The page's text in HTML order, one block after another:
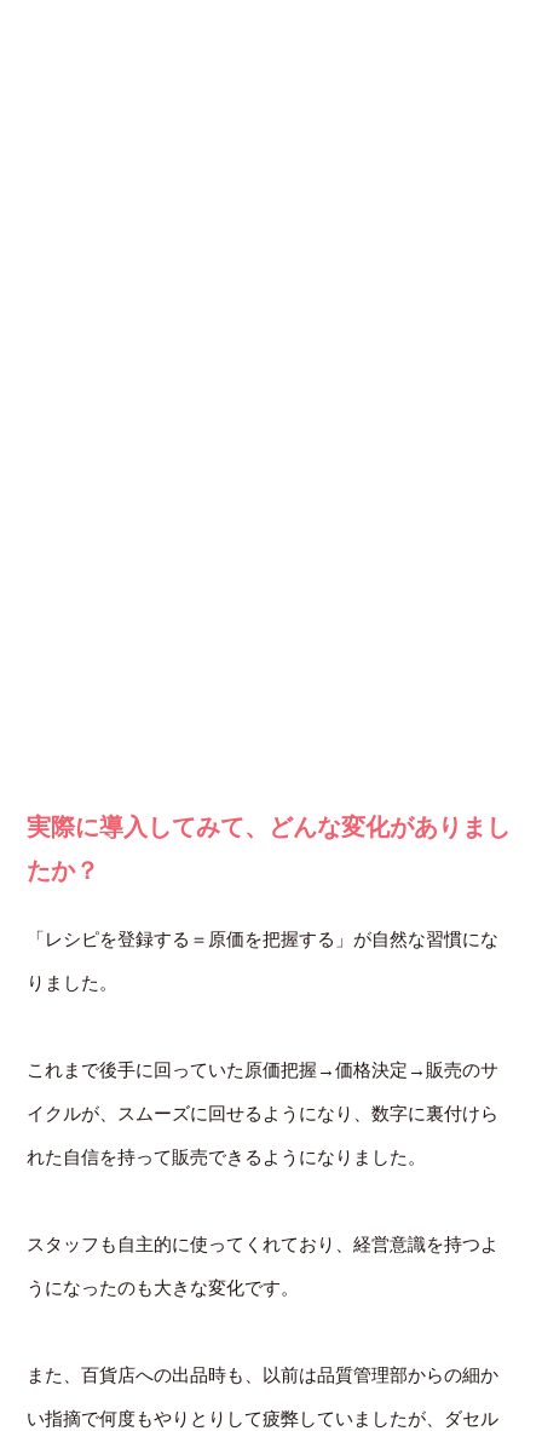
実際に導入してみて、どんな変化がありまし
たか？
「レシピを登録する＝原価を把握する」が自然な習慣にな
りました。
これまで後手に回っていた原価把握→価格決定→販売のサ
イクルが、スムーズに回せるようになり、数字に裏付けら
れた自信を持って販売できるようになりました。
スタッフも自主的に使ってくれており、経営意識を持つよ
うになったのも大きな変化です。
また、百貨店への出品時も、以前は品質管理部からの細か
い指摘で何度もやりとりして疲弊していましたが、ダセル